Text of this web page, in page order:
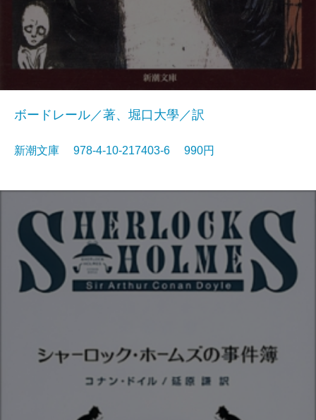
ボードレール／著、堀口大學／訳
新潮文庫 978-4-10-217403-6 990円